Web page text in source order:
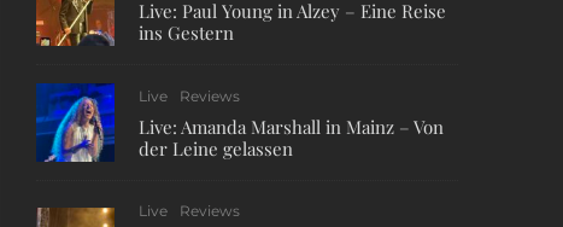
Live: Paul Young in Alzey – Eine Reise
ins Gestern
Live Reviews
Live: Amanda Marshall in Mainz – Von
der Leine gelassen
Live Reviews